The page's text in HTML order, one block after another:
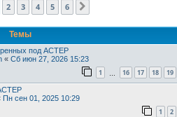
2 3 4 5 6
Темы
под АСТЕР
« Сб июн 27, 2026 15:23
1 16 17 18 19
Пн сен 01, 2025 10:29
1 2